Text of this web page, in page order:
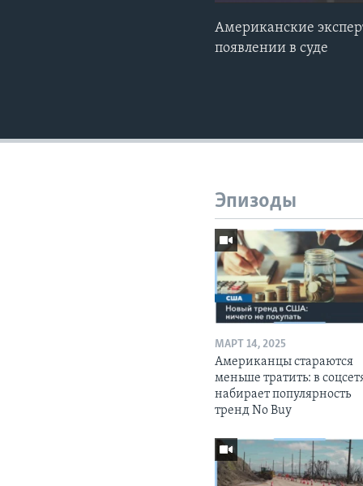
Американские
появлении в суде
Эпизоды
МАРТ 14, 2025
Американцы стараются
меньше тратить: в
набирает популярность
тренд No Buy